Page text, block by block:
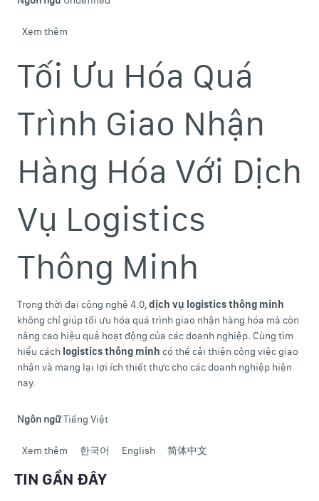
Xem thêm
Tối Ưu Hóa Quá
Trình Giao Nhận
Hàng Hóa Với Dịch
Vụ Logistics
Thông Minh
Trong thời đại công nghệ 4.0, dịch vụ logistics thông minh
không chỉ giúp tối ưu hóa quá trình giao nhận hàng hóa mà còn
nâng cao hiệu quả hoạt động của các doanh nghiệp. Cùng tìm
hiểu cách logistics thông minh có thể cải thiện công việc giao
nhận và mang lại lợi ích thiết thực cho các doanh nghiệp hiện
nay.
Ngôn ngữTiếng Việt
Xem thêm về Tối Ưu Hóa Quá Trình Giao Nhận Hàng Hóa Với
한국어 English 简体中文
TIN GẦN ĐÂY